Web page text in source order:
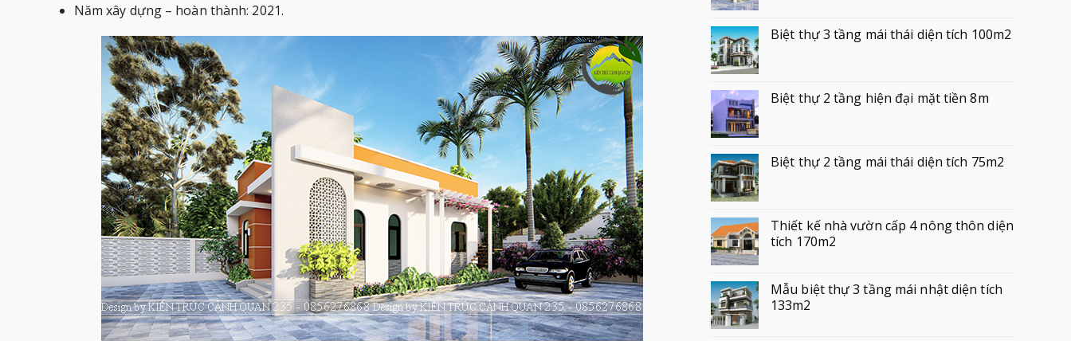
Năm xây dựng – hoàn thành: 2021.
Biệt thự 3 tầng mái thái diện tích 100m2
Biệt thự 2 tầng hiện đại mặt tiền 8m
Biệt thự 2 tầng mái thái diện tích 75m2
Thiết kế nhà vườn cấp 4 nông thôn diện
tích 170m2
Mẫu biệt thự 3 tầng mái nhật diện tích
133m2